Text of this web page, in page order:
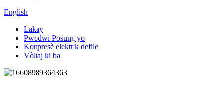
English
Lakay
Pwodwi Posung yo
Konpresè elektrik defile
Vòltaj ki ba